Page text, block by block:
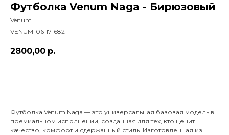
Футболка Venum Naga - Бирюзовый
Venum
VENUM-06117-682
2800,00 р.
Футболка Venum Naga — это универсальная базовая модель в
премиальном исполнении, созданная для тех, кто ценит
качество, комфорт и сдержанный стиль. Изготовленная из